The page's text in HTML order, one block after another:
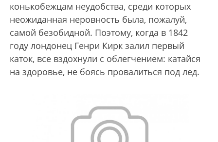
конькобежцам неудобства, среди которых
неожиданная неровность была, пожалуй,
самой безобидной. Поэтому, когда в 1842
году лондонец Генри Кирк залил первый
каток, все вздохнули с облегчением: катайся
на здоровье, не боясь провалиться под лед.